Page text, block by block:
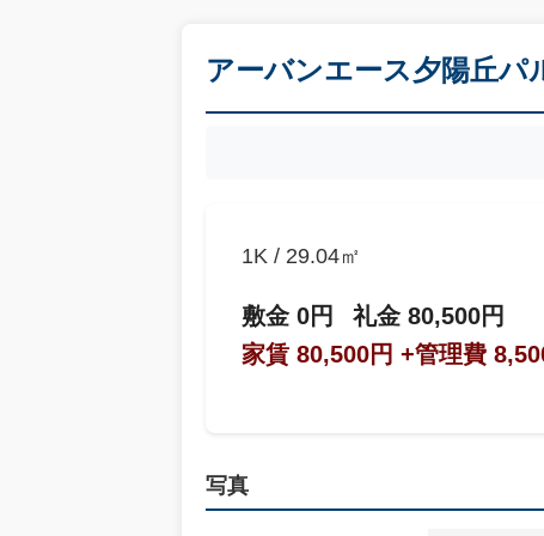
アーバンエース夕陽丘パ
1K / 29.04㎡
敷金 0円
礼金 80,500円
家賃 80,500円 +管理費
写真